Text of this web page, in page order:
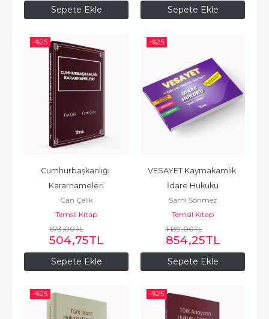
Sepete Ekle Sepete Ekle
-%25
Sepete Ekle
Cumhurbaşkanlığı
Kararnameleri
Can Çelik
Temsil Kitap
673,00TL
504,75TL
-%25
Sepete Ekle
VESAYET Kaymakamlık
İdare Hukuku
Sami Sönmez
Temsil Kitap
1.139,00TL
854,25TL
-%25 -%25